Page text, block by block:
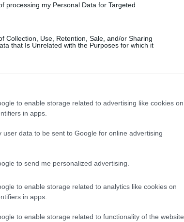
processing my Personal Data for Targeted
Collection, Use, Retention, Sale, and/or Sharing
that Is Unrelated with the Purposes for which it
to enable storage related to advertising like cookies on
in apps.
user data to be sent to Google for online advertising
to send me personalized advertising.
to enable storage related to analytics like cookies on
in apps.
to enable storage related to functionality of the website